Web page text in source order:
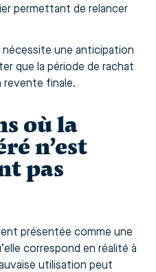
permettant de relancer
une anticipation
que la période de rachat
revente finale.
où la
n’est
pas
présentée comme une
correspond en réalité à
utilisation peut